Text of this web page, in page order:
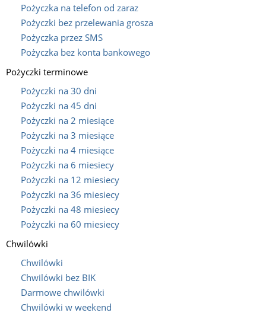
Pożyczka na telefon od zaraz
Pożyczki bez przelewania grosza
Pożyczka przez SMS
Pożyczka bez konta bankowego
Pożyczki terminowe
Pożyczki na 30 dni
Pożyczki na 45 dni
Pożyczki na 2 miesiące
Pożyczki na 3 miesiące
Pożyczki na 4 miesiące
Pożyczki na 6 miesiecy
Pożyczki na 12 miesiecy
Pożyczki na 36 miesiecy
Pożyczki na 48 miesiecy
Pożyczki na 60 miesiecy
Chwilówki
Chwilówki
Chwilówki bez BIK
Darmowe chwilówki
Chwilówki w weekend